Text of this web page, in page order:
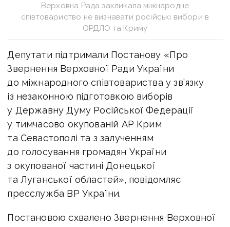
Верховна Рада закликала міжнародне
співтовариство не визнавати російські вибори в
ОРДЛО та Криму
Депутати підтримали Постанову «Про
Звернення Верховної Ради України
до міжнародного співтовариства у зв’язку
із незаконною підготовкою виборів
у Державну Думу Російської Федерації
у тимчасово окупованій АР Крим
та Севастополі та з залученням
до голосування громадян України
з окупованої частині Донецької
та Луганської областей», повідомляє
пресслужба ВР України.
Постановою схвалено Звернення Верховної